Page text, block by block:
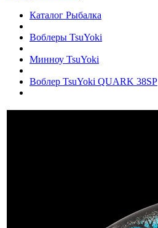
Каталог Рыбалка
Воблеры TsuYoki
Минноу TsuYoki
Воблер TsuYoki QUARK 38SP